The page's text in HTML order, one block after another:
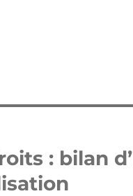
: bilan